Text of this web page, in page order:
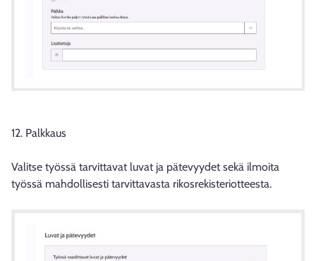
12. Palkkaus
Valitse työssä tarvittavat luvat ja pätevyydet sekä ilmoita
työssä mahdollisesti tarvittavasta rikosrekisteriotteesta.